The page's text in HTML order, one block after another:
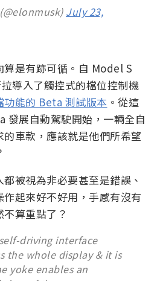
July 23,
算是有跡可循。自 Model S
導入了觸控式的檔位控制機
功能的 Beta 測試版本 。從這
展自動駕駛開始，一輛全自
車款，應該就是他們所希望
被視為非必要甚至是錯誤、
起來好不好用，手感有沒有
算重點了？
driving interface
the whole display & it is
yoke enables an